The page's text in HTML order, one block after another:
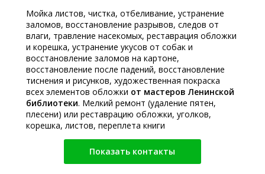
Мойка листов, чистка, отбеливание, устранение
заломов, восстановление разрывов, следов от
влаги, травление насекомых, реставрация обложки
и корешка, устранение укусов от собак и
восстановление заломов на картоне,
восстановление после падений, восстановление
тиснения и рисунков, художественная покраска
всех элементов обложки от мастеров Ленинской
библиотеки. Мелкий ремонт (удаление пятен,
плесени) или реставрацию обложки, уголков,
корешка, листов, переплета книги
Показать контакты